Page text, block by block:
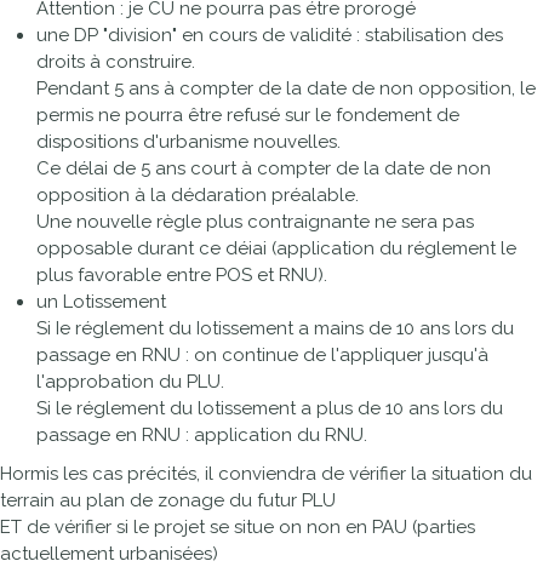
Attention : je CU ne pourra pas étre prorogé
une DP "division" en cours de validité : stabilisation des
droits à construire.
Pendant 5 ans à compter de la date de non opposition, le
permis ne pourra être refusé sur le fondement de
dispositions d'urbanisme nouvelles.
Ce délai de 5 ans court à compter de la date de non
opposition à la dédaration préalable.
Une nouvelle règle plus contraignante ne sera pas
opposable durant ce déiai (application du réglement le
plus favorable entre POS et RNU).
un Lotissement
Si Ie réglement du Iotissement a mains de 10 ans lors du
passage en RNU : on continue de l'appliquer jusqu'à
l'approbation du PLU.
Si le réglement du lotissement a plus de 10 ans lors du
passage en RNU : application du RNU.
Hormis les cas précités, il conviendra de vérifier la situation du
terrain au plan de zonage du futur PLU
ET de vérifier si le projet se situe on non en PAU (parties
actuellement urbanisées)